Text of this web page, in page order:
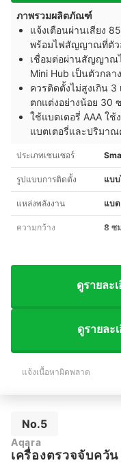
ภาพรวมผลิตภัณฑ์
แจ้งเตือนผ่านเสียง
พร้อมไฟสัญญาณที่ตั
เชื่อมต่อผ่านสัญญาณ
Mini Hub เป็นตัวกลา
ควรติดตั้งไม่สูงเกิน
ตกแต่งอย่างน้อย 30
ใช้แบตเตอรี่ AAA ใ
แบตเตอรี่และปริมาณ
ประเภทเซนเซอร์
รูปแบบการติดตั้ง แบบ
แหล่งพลังงาน แบต
ความกว้าง 8 ซ
ดูรายละ
ดูรายละ
แจ้งเนื้อหาผิดพลาด
No.5
Aqara
เครื่องตรวจจับควั